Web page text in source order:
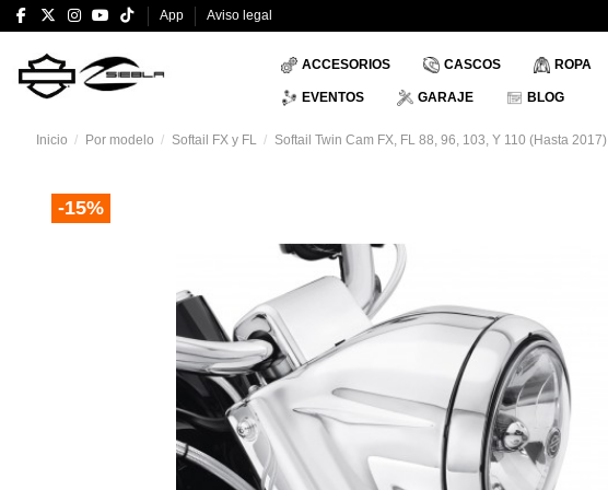
App Aviso legal
ACCESORIOS CASCOS ROPA
EVENTOS GARAJE BLOG
Inicio Por modelo Softail FX y FL Softail Twin Cam FX, FL 88, 96, 103, Y 110 (Hasta 2017)
-15%